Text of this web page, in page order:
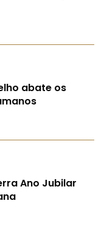
abate os
Ano Jubilar